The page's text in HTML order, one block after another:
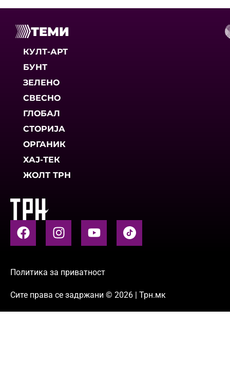
ТЕМИ
КУЛТ-АРТ
БУНТ
ЗЕЛЕНО
СВЕСНО
ГЛОБАЛ
СТОРИЈА
ОРГАНИК
ХАЈ-ТЕК
ЖОЛТ ТРН
Политика за приватност
Сите права се задржани © 2026 | Трн.мк